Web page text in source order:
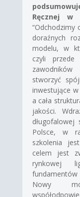
Ręcznej w
“Odchodzimy
doraźnych
modelu, w
czyli
stworzyć
inwestujące
a cała
jakości.
długofalowej
Polsce, w
szkolenia
celem jest
rynkowej
Nowy